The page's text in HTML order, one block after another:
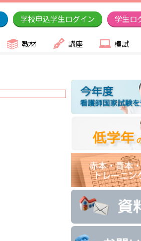
学校申込学生ログイン 学生ロ
教材 講座 模試